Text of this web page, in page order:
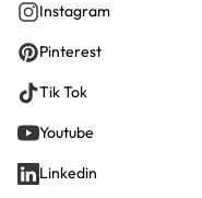
Instagram
Pinterest
Tik Tok
Youtube
Linkedin